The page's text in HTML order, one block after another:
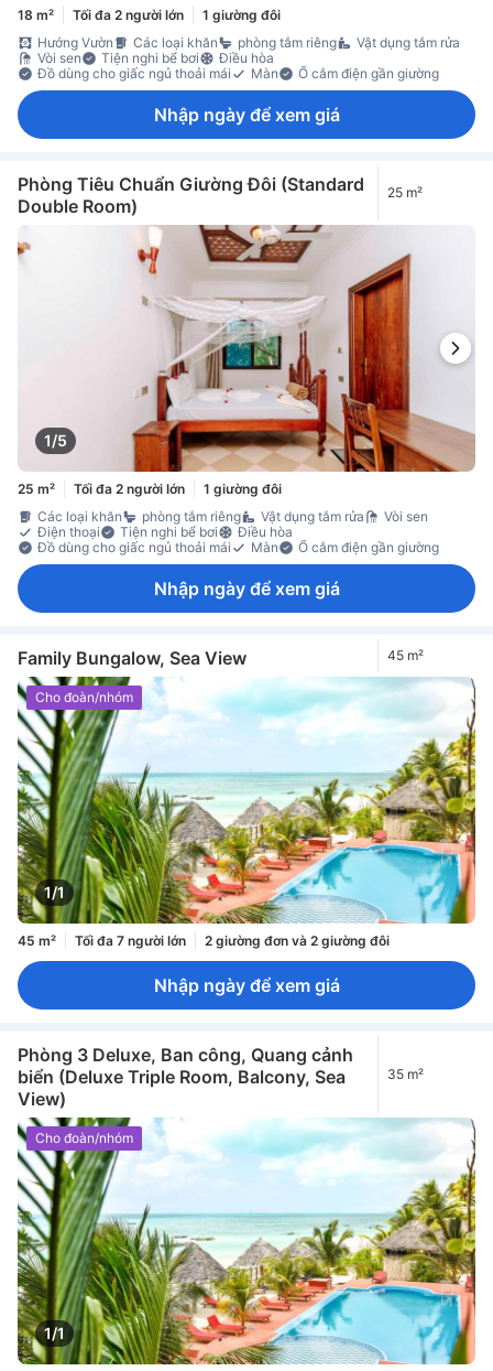
18 m² Tối đa 2 người lớn
1 giường đôi
Hướng Vườn
Các loại khăn phòng tắm riêng
Vật dụng tắm rửa
Vòi sen
Tiện nghi bể bơi
Điều hòa
Đồ dùng cho giấc ngủ thoải mái
Màn Ổ cắm điện gần giường
Nhập ngày để xem giá
Phòng Tiêu Chuẩn Giường Đôi (Standard
Double Room)
25 m²
1/5
25 m² Tối đa 2 người lớn
1 giường đôi
Các loại khăn
phòng tắm riêng Vật dụng tắm rửa
Vòi sen
Điện thoại
Tiện nghi bể bơi
Điều hòa
Đồ dùng cho giấc ngủ thoải mái
Màn Ổ cắm điện gần giường
Nhập ngày để xem giá
Family Bungalow, Sea View 45 m²
1/1
Cho đoàn/nhóm
45 m² Tối đa 7 người lớn 2 giường đơn và 2 giường đôi
Nhập ngày để xem giá
Phòng 3 Deluxe, Ban công, Quang cảnh
biển (Deluxe Triple Room, Balcony, Sea
View)
35 m²
1/1
Cho đoàn/nhóm